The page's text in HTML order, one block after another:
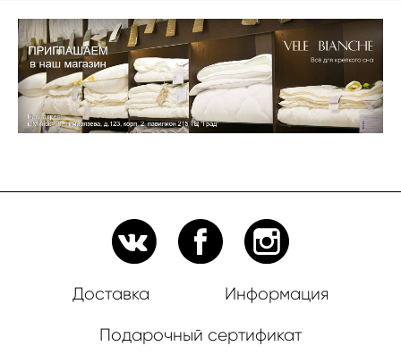
Доставка
Информация
Подарочный сертификат